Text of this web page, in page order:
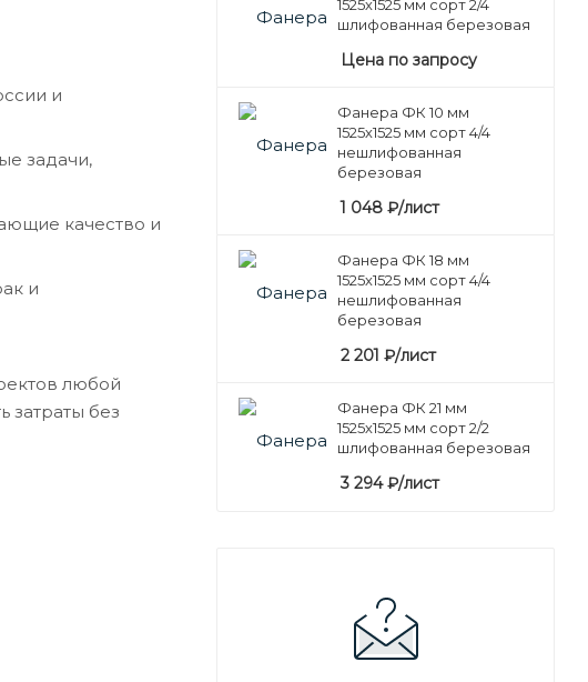
и
задачи,
качество и
и
любой
затраты без
1525х1525 мм сорт 2/4
шлифованная березовая
Цена по запросу
Фанера ФК 10 мм
1525х1525 мм сорт 4/4
нешлифованная
березовая
1 048 ₽/лист
Фанера ФК 18 мм
1525х1525 мм сорт 4/4
нешлифованная
березовая
2 201 ₽/лист
Фанера ФК 21 мм
1525х1525 мм сорт 2/2
шлифованная березовая
3 294₽/лист